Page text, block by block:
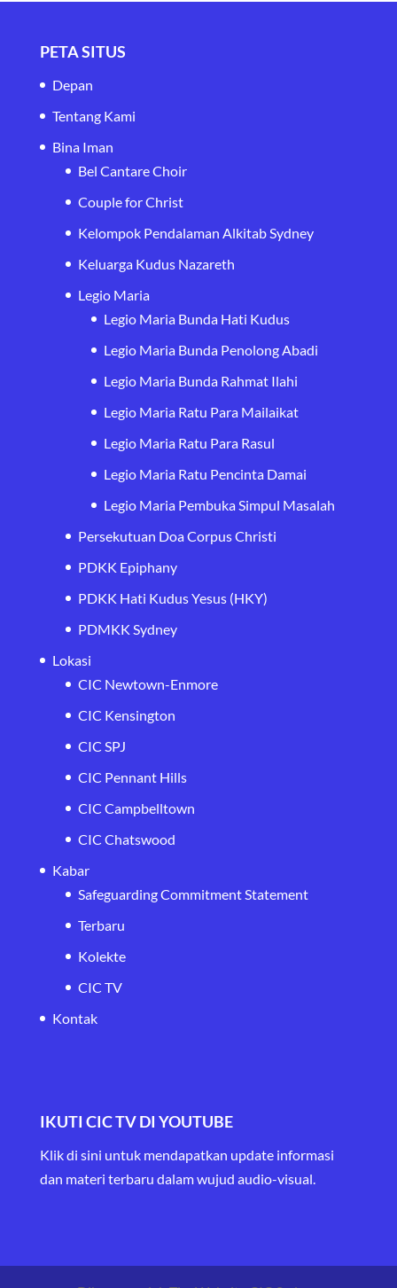
PETA SITUS
Depan
Tentang Kami
Bina Iman
Bel Cantare Choir
Couple for Christ
Kelompok Pendalaman Alkitab Sydney
Keluarga Kudus Nazareth
Legio Maria
Legio Maria Bunda Hati Kudus
Legio Maria Bunda Penolong Abadi
Legio Maria Bunda Rahmat Ilahi
Legio Maria Ratu Para Mailaikat
Legio Maria Ratu Para Rasul
Legio Maria Ratu Pencinta Damai
Legio Maria Pembuka Simpul Masalah
Persekutuan Doa Corpus Christi
PDKK Epiphany
PDKK Hati Kudus Yesus (HKY)
PDMKK Sydney
Lokasi
CIC Newtown-Enmore
CIC Kensington
CIC SPJ
CIC Pennant Hills
CIC Campbelltown
CIC Chatswood
Kabar
Safeguarding Commitment Statement
Terbaru
Kolekte
CIC TV
Kontak
IKUTI CIC TV DI YOUTUBE
Klik di sini untuk mendapatkan update informasi
dan materi terbaru dalam wujud audio-visual.